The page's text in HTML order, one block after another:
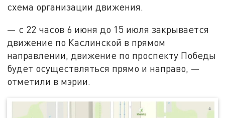
схема организации движения.
— с 22 часов 6 июня до 15 июля закрывается
движение по Каслинской в прямом
направлении, движение по проспекту Победы
будет осуществляться прямо и направо, —
отметили в мэрии.